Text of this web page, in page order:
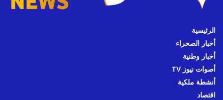
الرئيسية
أخبار الصحراء
أخبار وطنية
أصوات نيوز TV
أنشطة ملكية
اقتصاد